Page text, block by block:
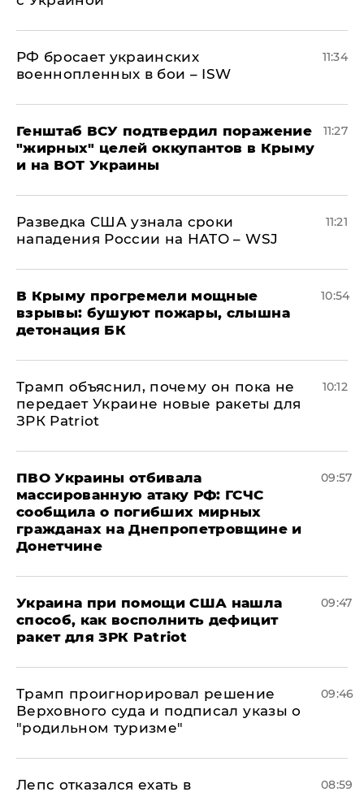
РФ бросает украинских
военнопленных в бои – ISW
11:34
Генштаб ВСУ подтвердил поражение
"жирных" целей оккупантов в Крыму
и на ВОТ Украины
11:27
Разведка США узнала сроки
нападения России на НАТО – WSJ
11:21
В Крыму прогремели мощные
взрывы: бушуют пожары, слышна
детонация БК
10:54
Трамп объяснил, почему он пока не
передает Украине новые ракеты для
ЗРК Patriot
10:12
ПВО Украины отбивала
массированную атаку РФ: ГСЧС
сообщила о погибших мирных
гражданах на Днепропетровщине и
Донетчине
09:57
Украина при помощи США нашла
способ, как восполнить дефицит
ракет для ЗРК Patriot
09:47
Трамп проигнорировал решение
Верховного суда и подписал указы о
"родильном туризме"
09:46
Лепс отказался ехать в
08:59